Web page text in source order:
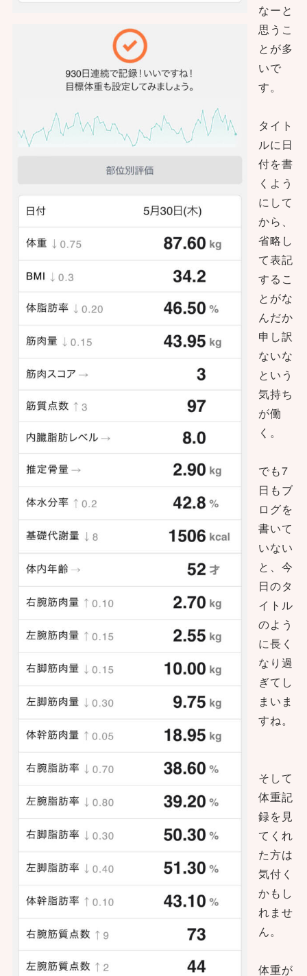
なーと
思うこ
とが多
いで
す。
タイト
ルに日
付を書
くよう
にして
から、
省略し
て表記
するこ
とがな
んだか
申し訳
ないな
という
気持ち
が働
く。
でも7
日もブ
ログを
書いて
いない
と、今
日のタ
イトル
のよう
に長く
なり過
ぎてし
まいま
すね。
そして
体重記
録を見
てくれ
た方は
気付く
かもし
れませ
ん。
体重が